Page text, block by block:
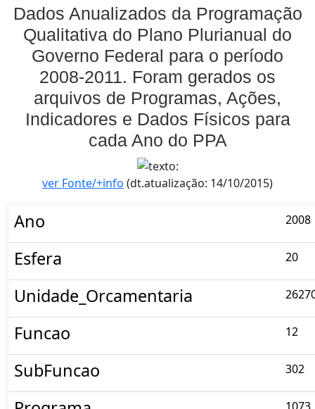
Dados Anualizados da Programação
Qualitativa do Plano Plurianual do
Governo Federal para o período
2008-2011. Foram gerados os
arquivos de Programas, Ações,
Indicadores e Dados Físicos para
cada Ano do PPA
ver Fonte/+info (dt.atualização: 14/10/2015)
Ano 2008
Esfera 20
Unidade_Orcamentaria
Funcao 12
SubFuncao 302